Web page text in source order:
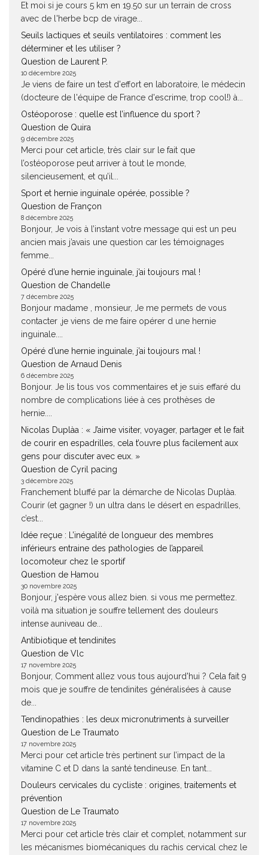
Et moi si je cours 5 km en 19.50 sur un terrain de cross
avec de l'herbe bcp de virage...
Seuils lactiques et seuils ventilatoires : comment les
déterminer et les utiliser ?
Question de Laurent P.
10 décembre 2025
Je viens de faire un test d'effort en laboratoire, le médecin
(docteure de l'équipe de France d'escrime, trop cool!) à...
Ostéoporose : quelle est l’influence du sport ?
Question de Quira
9 décembre 2025
Merci pour cet article, très clair sur le fait que
l’ostéoporose peut arriver à tout le monde,
silencieusement, et qu’il...
Sport et hernie inguinale opérée, possible ?
Question de Françon
8 décembre 2025
Bonjour, Je vois à l’instant votre message qui est un peu
ancien mais j’avais une question car les témoignages
femme...
Opéré d’une hernie inguinale, j’ai toujours mal !
Question de Chandelle
7 décembre 2025
Bonjour madame , monsieur, Je me permets de vous
contacter ,je viens de me faire opérer d une hernie
inguinale....
Opéré d’une hernie inguinale, j’ai toujours mal !
Question de Arnaud Denis
6 décembre 2025
Bonjour. Je lis tous vos commentaires et je suis effaré du
nombre de complications liée à ces prothèses de
hernie....
Nicolas Duplàa : « J’aime visiter, voyager, partager et le fait
de courir en espadrilles, cela t’ouvre plus facilement aux
gens pour discuter avec eux. »
Question de Cyril pacing
3 décembre 2025
Franchement bluffé par la démarche de Nicolas Duplàa.
Courir (et gagner !) un ultra dans le désert en espadrilles,
c’est...
Idée reçue : L’inégalité de longueur des membres
inférieurs entraine des pathologies de l’appareil
locomoteur chez le sportif
Question de Hamou
30 novembre 2025
Bonjour, j'espère vous allez bien. si vous me permettez.
voilà ma situation je souffre tellement des douleurs
intense auniveau de...
Antibiotique et tendinites
Question de Vlc
17 novembre 2025
Bonjour, Comment allez vous tous aujourd'hui ? Cela fait 9
mois que je souffre de tendinites généralisées à cause
de...
Tendinopathies : les deux micronutriments à surveiller
Question de Le Traumato
17 novembre 2025
Merci pour cet article très pertinent sur l’impact de la
vitamine C et D dans la santé tendineuse. En tant...
Douleurs cervicales du cycliste : origines, traitements et
prévention
Question de Le Traumato
17 novembre 2025
Merci pour cet article très clair et complet, notamment sur
les mécanismes biomécaniques du rachis cervical chez le